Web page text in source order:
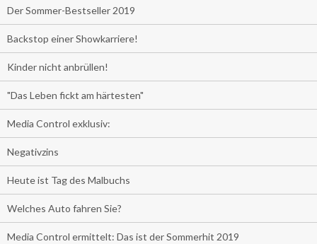
Der Sommer-Bestseller 2019
Backstop einer Showkarriere!
Kinder nicht anbrüllen!
"Das Leben fickt am härtesten"
Media Control exklusiv:
Negativzins
Heute ist Tag des Malbuchs
Welches Auto fahren Sie?
Media Control ermittelt: Das ist der Sommerhit 2019